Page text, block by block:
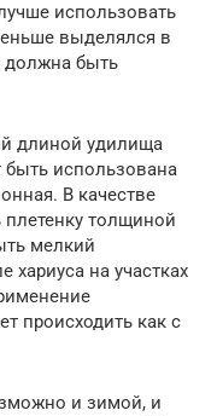
использовать
выделялся в
должна быть
длиной удилища
быть использована
В качестве
толщиной
мелкий
на участках
происходить как с
и зимой, и